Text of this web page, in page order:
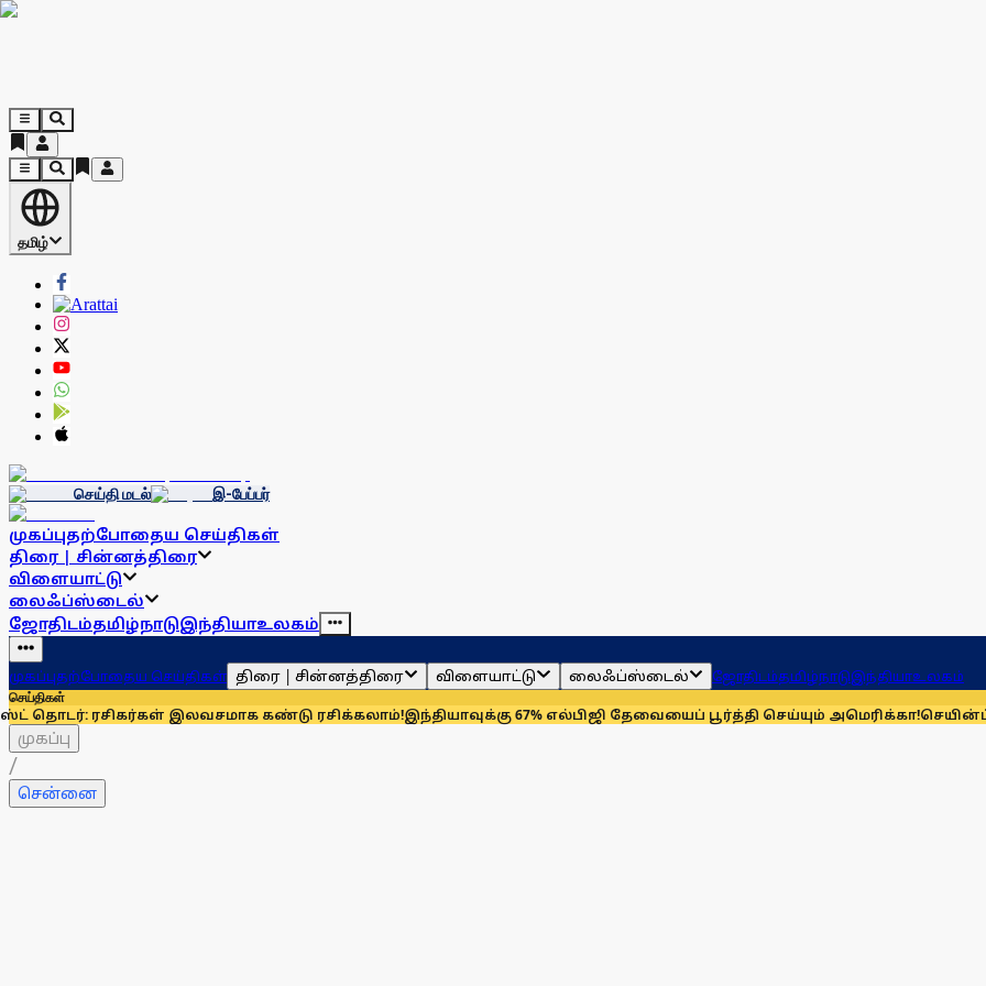
தமிழ்
செய்தி மடல் இ-பேப்பர்
முகப்புதற்போதைய செய்திகள்
திரை | சின்னத்திரை
விளையாட்டு
லைஃப்ஸ்டைல்
ஜோதிடம்தமிழ்நாடுஇந்தியாஉலகம்
முகப்புதற்போதைய செய்திகள் திரை | சின்னத்திரை விளையாட்டு லைஃப்ஸ்டைல் ஜோதிடம்தமிழ்நாடுஇந்தியாஉலகம்
செய்திகள்
இலவசமாக கண்டு ரசிக்கலாம்!இந்தியாவுக்கு 67% எல்பிஜி தேவையைப் பூர்த்தி செய்யும் அமெரிக்கா!செயின்ட் லூயிஸ்
முகப்பு
/
சென்னை